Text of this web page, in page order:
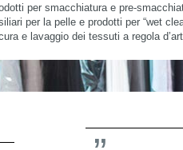
per smacchiatura e pre-
per la pelle e prodotti per “wet
e lavaggio dei tessuti a regola